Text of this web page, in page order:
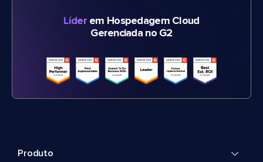
Líderem Hospedagem Cloud
Gerenciada no G2
Produto